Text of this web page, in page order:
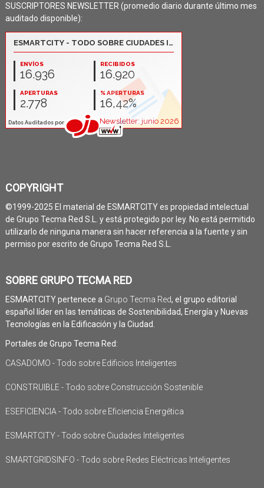
SUSCRIPTORES NEWSLETTER (promedio diario durante último mes
auditado disponible):
COPYRIGHT
©1999-2025 El material de ESMARTCITY es propiedad intelectual
de Grupo Tecma Red S.L. y está protegido por ley. No está permitido
utilizarlo de ninguna manera sin hacer referencia a la fuente y sin
permiso por escrito de Grupo Tecma Red S.L.
SOBRE GRUPO TECMA RED
ESMARTCITY pertenece a Grupo Tecma Red, el grupo editorial
español líder en las temáticas de Sostenibilidad, Energía y Nuevas
Tecnologías en la Edificación y la Ciudad.
Portales de Grupo Tecma Red:
CASADOMO - Todo sobre Edificios Inteligentes
CONSTRUIBLE - Todo sobre Construcción Sostenible
ESEFICIENCIA - Todo sobre Eficiencia Energética
ESMARTCITY - Todo sobre Ciudades Inteligentes
SMARTGRIDSINFO - Todo sobre Redes Eléctricas Inteligentes